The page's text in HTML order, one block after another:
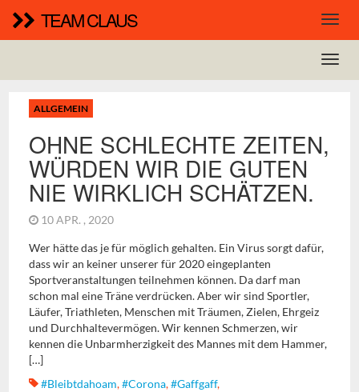
TEAM CLAUS
ALLGEMEIN
OHNE SCHLECHTE ZEITEN,
WÜRDEN WIR DIE GUTEN
NIE WIRKLICH SCHÄTZEN.
10 APR. , 2020
Wer hätte das je für möglich gehalten. Ein Virus sorgt dafür,
dass wir an keiner unserer für 2020 eingeplanten
Sportveranstaltungen teilnehmen können. Da darf man
schon mal eine Träne verdrücken. Aber wir sind Sportler,
Läufer, Triathleten, Menschen mit Träumen, Zielen, Ehrgeiz
und Durchhaltevermögen. Wir kennen Schmerzen, wir
kennen die Unbarmherzigkeit des Mannes mit dem Hammer,
[…]
#Bleibtdahoam,#corona,#gaffgaff,